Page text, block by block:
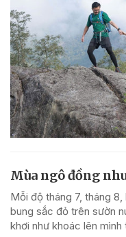
Mùa ngô đồng
Mỗi độ tháng 7, tháng
bung sắc đỏ trên sườn
khơi như khoác lên mình